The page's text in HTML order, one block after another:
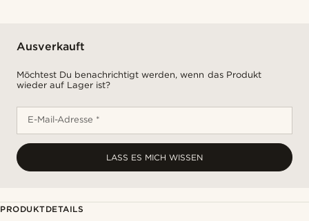
Ausverkauft
Möchtest Du benachrichtigt werden, wenn das Produkt
wieder auf Lager ist?
E-Mail-Adresse *
LASS ES MICH WISSEN
PRODUKTDETAILS